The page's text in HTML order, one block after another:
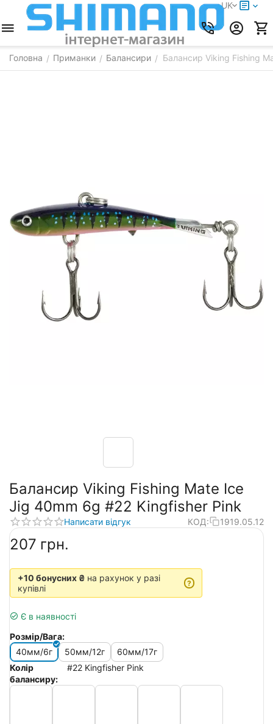
UK
Головна / Приманки / Балансири / Балансир Viking Fishing
Балансир Viking Fishing Mate Ice
Jig 40mm 6g #22 Kingfisher Pink
Написати відгук КОД: 1919.05.12
‍207‍ грн.
+10 бонусних ₴ на рахунок у разі
купівлі
?
Є в наявності
Розмір/Вага:
40мм/6г
50мм/12г
60мм/17г
Колір
балансиру:
#22 Kingfisher Pink